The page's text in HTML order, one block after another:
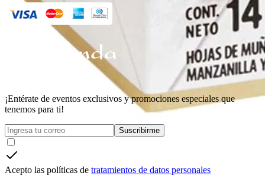
¡Entérate de eventos exclusivos y promociones especiales que
tenemos para ti!
Suscribirme
Acepto las políticas de tratamientos de datos personales